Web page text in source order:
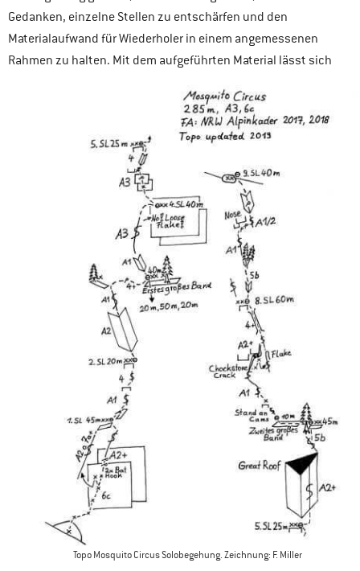
Gedanken, einzelne Stellen zu entschärfen und den
Materialaufwand für Wiederholer in einem angemessenen
Rahmen zu halten. Mit dem aufgeführten Material lässt sich
Topo Mosquito Circus Solobegehung. Zeichnung: F. Miller